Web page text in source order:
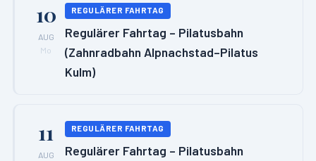
10
AUG
Mo
REGULÄRER FAHRTAG
Regulärer Fahrtag – Pilatusbahn
(Zahnradbahn Alpnachstad–Pilatus
Kulm)
11
AUG
REGULÄRER FAHRTAG
Regulärer Fahrtag – Pilatusbahn